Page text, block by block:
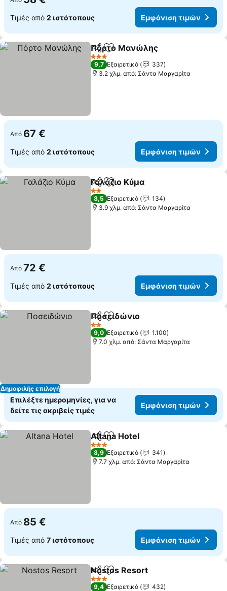
Τιμές από 2 ιστότοπους Εμφάνιση τιμών
Κοινοποίηση
Προσθήκη στα αγαπημένα
Πόρτο Μανώλης
3 Αστέρια
9,7 Εξαιρετικό
337
3.2 χλμ. από: Σάντα Μαργαρίτα
Από 67 €
Τιμές από 2 ιστότοπους Εμφάνιση τιμών
Κοινοποίηση
Προσθήκη στα αγαπημένα
Γαλάζιο Κύμα
2 Αστέρια
8,5 Εξαιρετικό
134
3.9 χλμ. από: Σάντα Μαργαρίτα
Από 72 €
Τιμές από 2 ιστότοπους Εμφάνιση τιμών
Δημοφιλής επιλογή
Κοινοποίηση
Προσθήκη στα αγαπημένα
Ποσειδώνιο
2 Αστέρια
9,0 Εξαιρετικό
1.100
7.0 χλμ. από: Σάντα Μαργαρίτα
Επιλέξτε ημερομηνίες, για να
δείτε τις ακριβείς τιμές
Εμφάνιση τιμών
Κοινοποίηση
Προσθήκη στα αγαπημένα
Altana Hotel
3 Αστέρια
8,9 Εξαιρετικό
341
7.7 χλμ. από: Σάντα Μαργαρίτα
Από 85 €
Τιμές από 7 ιστότοπους Εμφάνιση τιμών
Κοινοποίηση
Προσθήκη στα αγαπημένα
Nostos Resort
3 Αστέρια
9,4 Εξαιρετικό
432